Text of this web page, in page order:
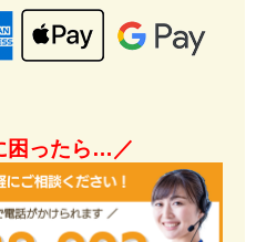
困ったら…／